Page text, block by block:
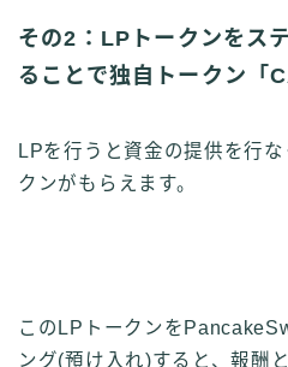
その2：LPトークンをス
ることで独自トークン「
LPを行うと資金の提供を行
クンがもらえます。
このLPトークンを
ング(預け入れ)すると、報酬